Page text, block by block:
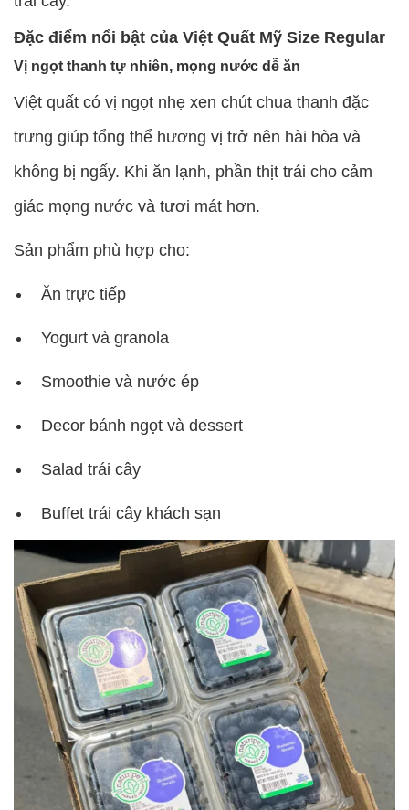
Đặc điểm nổi bật của Việt Quất Mỹ Size Regular
Vị ngọt thanh tự nhiên, mọng nước dễ ăn
Việt quất có vị ngọt nhẹ xen chút chua thanh đặc
trưng giúp tổng thể hương vị trở nên hài hòa và
không bị ngấy. Khi ăn lạnh, phần thịt trái cho cảm
giác mọng nước và tươi mát hơn.
Sản phẩm phù hợp cho:
Ăn trực tiếp
Yogurt và granola
Smoothie và nước ép
Decor bánh ngọt và dessert
Salad trái cây
Buffet trái cây khách sạn